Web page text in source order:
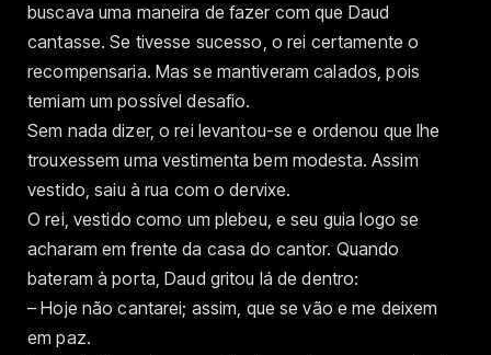
buscava uma maneira de fazer com que Daud
cantasse. Se tivesse sucesso, o rei certamente o
recompensaria. Mas se mantiveram calados, pois
temiam um possível desafio.
Sem nada dizer, o rei levantou-se e ordenou que lhe
trouxessem uma vestimenta bem modesta. Assim
vestido, saiu à rua com o dervixe.
O rei, vestido como um plebeu, e seu guia logo se
acharam em frente da casa do cantor. Quando
bateram à porta, Daud gritou lá de dentro:
– Hoje não cantarei; assim, que se vão e me deixem
em paz.